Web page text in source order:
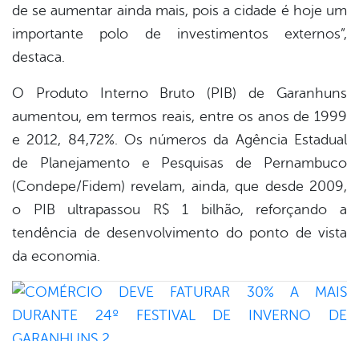
de se aumentar ainda mais, pois a cidade é hoje um
importante polo de investimentos externos”,
destaca.
O Produto Interno Bruto (PIB) de Garanhuns
aumentou, em termos reais, entre os anos de 1999
e 2012, 84,72%. Os números da Agência Estadual
de Planejamento e Pesquisas de Pernambuco
(Condepe/Fidem) revelam, ainda, que desde 2009,
o PIB ultrapassou R$ 1 bilhão, reforçando a
tendência de desenvolvimento do ponto de vista
da economia.